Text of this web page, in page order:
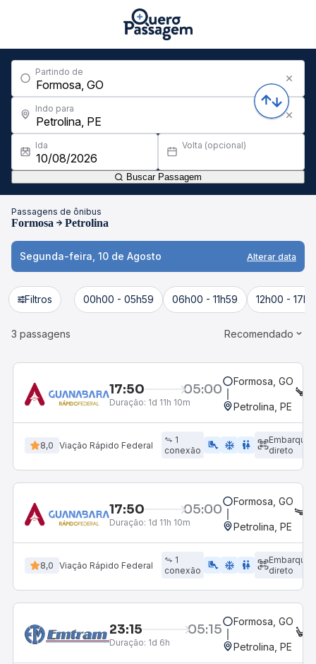
Partindo de
Indo para
Ida Volta (opcional)
Buscar Passagem
Passagens de ônibus
Formosa Petrolina
Segunda-feira, 10 de Agosto Alterar data
Filtros 00h00 - 05h59 06h00 - 11h59 12h00 -
3 passagens Recomendado
17:50 05:00
Duração: 1d 11h 10m
Formosa, GO
Petrolina, PE
8,0 Viação Rápido Federal
1
conexão
airline_seat_legroom_extra ac_unit WC
Embarque
direto
17:50 05:00
Duração: 1d 11h 10m
Formosa, GO
Petrolina, PE
8,0 Viação Rápido Federal
1
conexão
airline_seat_legroom_extra ac_unit wc
Embarque
direto
23:15 05:15
Duração: 1d 6h
Formosa, GO
Petrolina, PE